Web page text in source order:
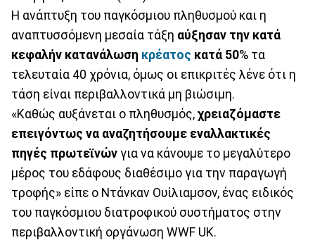
Η ανάπτυξη του παγκόσμιου πληθυσμού και η
αναπτυσσόμενη μεσαία τάξη αύξησαν την κατά
κεφαλήν κατανάλωση κρέατος κατά 50% τα
τελευταία 40 χρόνια, όμως οι επικριτές λένε ότι η
τάση είναι περιβαλλοντικά μη βιώσιμη.
«Καθώς αυξάνεται ο πληθυσμός, χρειαζόμαστε
επειγόντως να αναζητήσουμε εναλλακτικές
πηγές πρωτεϊνών για να κάνουμε το μεγαλύτερο
μέρος του εδάφους διαθέσιμο για την παραγωγή
τροφής» είπε ο Ντάνκαν Ουίλιαμσον, ένας ειδικός
του παγκόσμιου διατροφικού συστήματος στην
περιβαλλοντική οργάνωση WWF UK.